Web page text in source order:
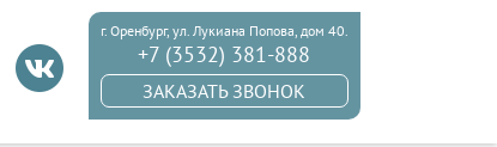
г. Оренбург, ул. Лукиана Попова, дом 40.
+7 (3532) 381-888
ЗАКАЗАТЬ ЗВОНОК